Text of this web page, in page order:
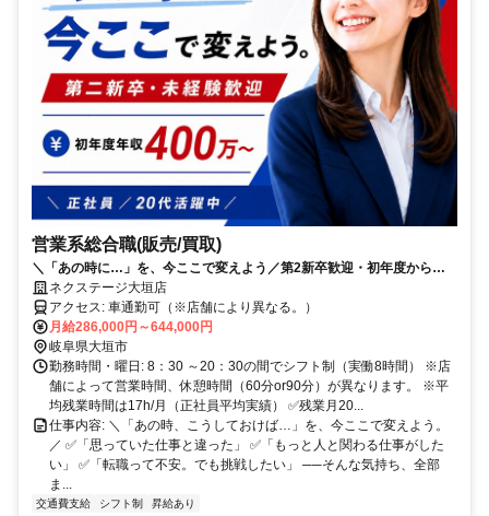
営業系総合職(販売/買取)
＼「あの時に…」を、今ここで変えよう／第2新卒歓迎・初年度から年
450万円可／年休125日／賞与年4回
ネクステージ大垣店
アクセス: 車通勤可（※店舗により異なる。）
月給286,000円～644,000円
岐阜県大垣市
勤務時間・曜日: 8：30 ～20：30の間でシフト制（実働8時間） ※店
舗によって営業時間、休憩時間（60分or90分）が異なります。 ※平
均残業時間は17h/月（正社員平均実績） ✅残業月20...
仕事内容: ＼「あの時、こうしておけば…」を、今ここで変えよう。
／ ✅「思っていた仕事と違った」 ✅「もっと人と関わる仕事がした
い」 ✅「転職って不安。でも挑戦したい」 ──そんな気持ち、全部
ま...
交通費支給 シフト制 昇給あり